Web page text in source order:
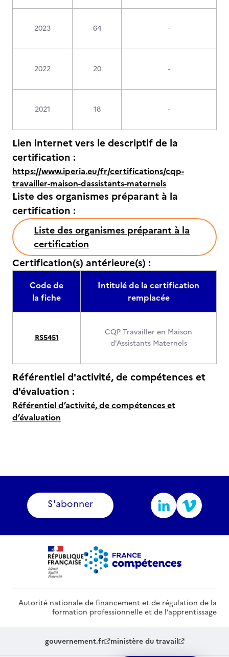
2023 64 -
2022 20 -
2021 18 -
Lien internet vers le descriptif de la
certification :
https://www.iperia.eu/fr/certifications/cqp-
travailler-maison-dassistants-maternels
Liste des organismes préparant à la
certification :
Liste des organismes préparant à la
certification
Certification(s) antérieure(s) :
Code de
la fiche
Intitulé de la certification
remplacée
RS5451
CQP Travailler en Maison
d'Assistants Maternels
Référentiel d'activité, de compétences et
d'évaluation :
Référentiel d’activité, de compétences et
d’évaluation
S'abonner
Autorité nationale de financement et de régulation de la
formation professionnelle et de l’apprentissage
gouvernement.fr ministère du travail